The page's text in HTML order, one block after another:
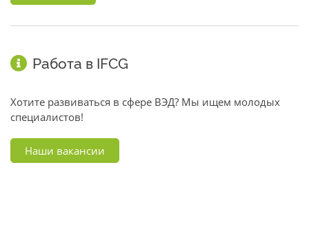
Работа в IFCG
Хотите развиваться в сфере ВЭД? Мы ищем молодых
специалистов!
Наши вакансии